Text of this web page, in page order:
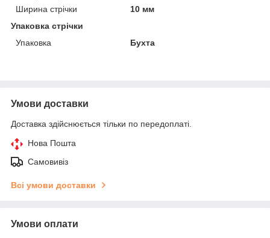
Ширина стрічки
10 мм
Упаковка стрічки
Упаковка
Бухта
Умови доставки
Доставка здійснюється тільки по передоплаті.
Нова Пошта
Самовивіз
Всі умови доставки
Умови оплати